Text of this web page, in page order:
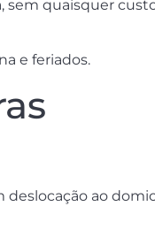
sem quaisquer
e feriados.
ao